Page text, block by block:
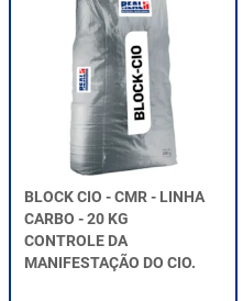
BLOCK CIO - CMR - LINHA
CARBO - 20 KG
CONTROLE DA
MANIFESTAÇÃO DO CIO.